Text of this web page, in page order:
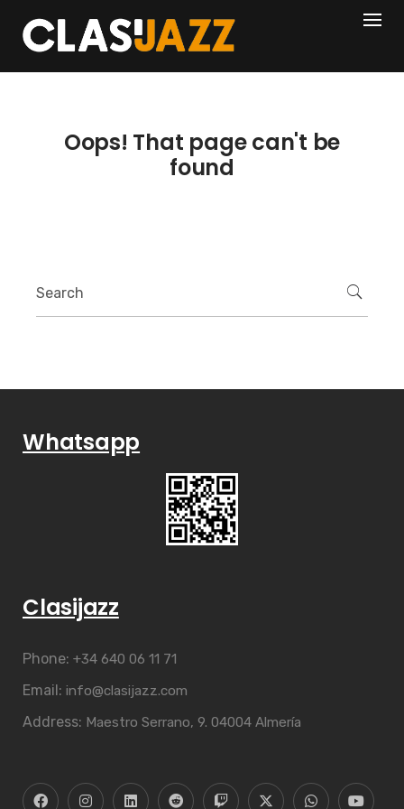
content
404
Oops! That page can't be
found
Whatsapp
Clasijazz
Phone: +34 640 06 11 71
Email: info@clasijazz.com
Address: Maestro Serrano, 9. 04004 Almería